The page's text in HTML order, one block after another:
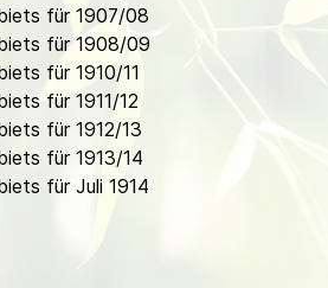
für 1907/08
für 1908/09
für 1910/11
für 1911/12
für 1912/13
für 1913/14
für Juli 1914